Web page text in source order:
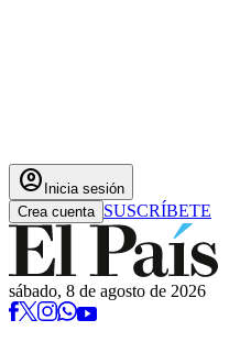
account_circle Inicia sesión
Crea cuenta SUSCRÍBETE
sábado, 8 de agosto de 2026